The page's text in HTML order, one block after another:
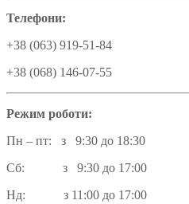
Телефони:
+38 (063) 919-51-84
+38 (068) 146-07-55
Режим роботи:
Пн – пт: з 9:30 до 18:30
Сб: з 9:30 до 17:00
Нд: з 11:00 до 17:00